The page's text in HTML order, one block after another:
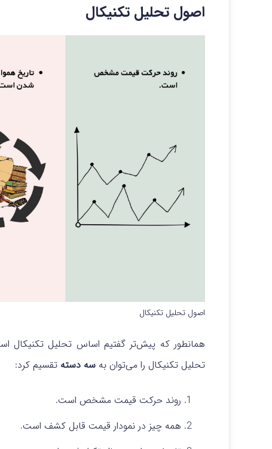
اصول تحلیل تکنیکال
اصول تحلیل تکنیکال
همانطور که پیش‌تر گفتیم اساس تحلیل تکنیکال
تحلیل تکنیکال را می‌توان به سه دسته تقسیم کرد:
روند حرکت قیمت مشخص است.
همه چیز در نمودار قیمت قابل کشف است.